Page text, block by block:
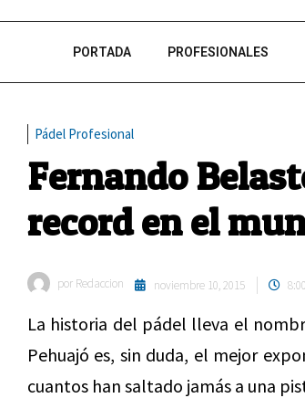
PORTADA PROFESIONALES
Pádel Profesional
Fernando
record en el
por Redaccion noviembre 10, 2015
La historia del pádel lleva el
Pehuajó es, sin duda, el mejor
cuantos han saltado jamás a una